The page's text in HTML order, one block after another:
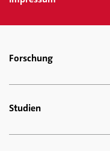
Forschung
Studien